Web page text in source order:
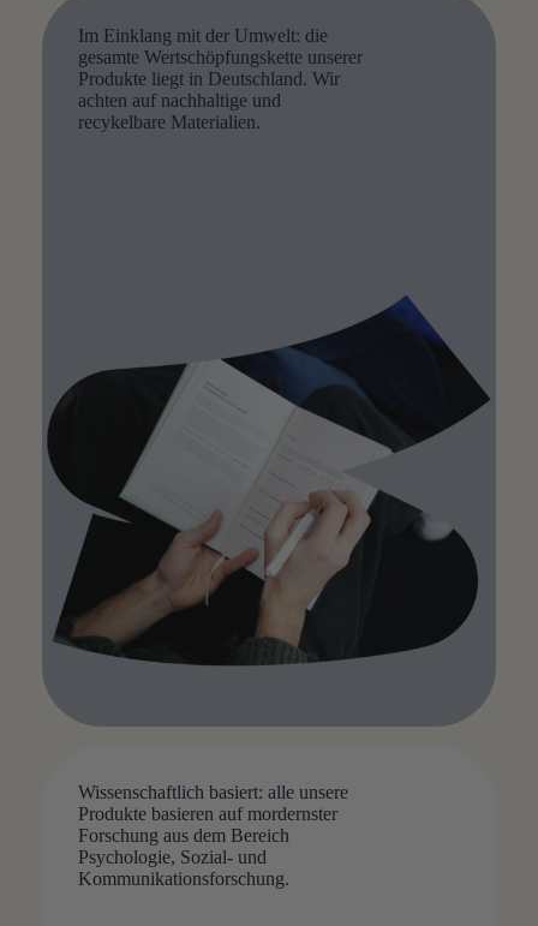
Im Einklang mit der Umwelt: die
gesamte Wertschöpfungskette unserer
Produkte liegt in Deutschland. Wir
achten auf nachhaltige und
recykelbare Materialien.
Wissenschaftlich basiert: alle unsere
Produkte basieren auf mordernster
Forschung aus dem Bereich
Psychologie, Sozial- und
Kommunikationsforschung.